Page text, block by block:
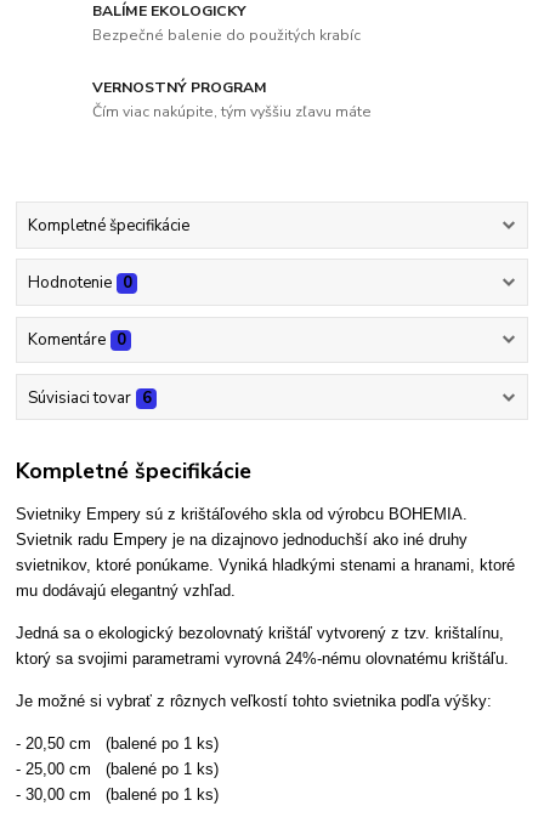
BALÍME EKOLOGICKY
Bezpečné balenie do použitých krabíc
VERNOSTNÝ PROGRAM
Čím viac nakúpite, tým vyššiu zľavu máte
Kompletné špecifikácie
Hodnotenie 0
Komentáre 0
Súvisiaci tovar 6
Kompletné špecifikácie
Svietniky Empery sú z krištáľového skla od výrobcu BOHEMIA.
Svietnik radu Empery je na dizajnovo jednoduchší ako iné druhy
svietnikov, ktoré ponúkame. Vyniká hladkými stenami a hranami, ktoré
mu dodávajú elegantný vzhľad.
Jedná sa o ekologický bezolovnatý krištáľ vytvorený z tzv. krištalínu,
ktorý sa svojimi parametrami vyrovná 24%-nému olovnatému krištáľu.
Je možné si vybrať z rôznych veľkostí tohto svietnika podľa výšky:
- 20,50 cm (balené po 1 ks)
- 25,00 cm (balené po 1 ks)
- 30,00 cm (balené po 1 ks)